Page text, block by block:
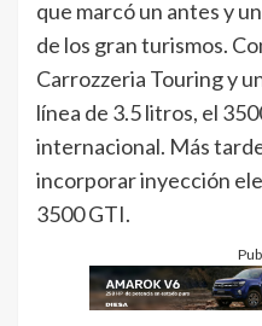
que marcó un antes y
de los gran turismos.
Carrozzeria Touring y
línea de 3.5 litros, el
internacional. Más
incorporar inyección
3500 GTI.